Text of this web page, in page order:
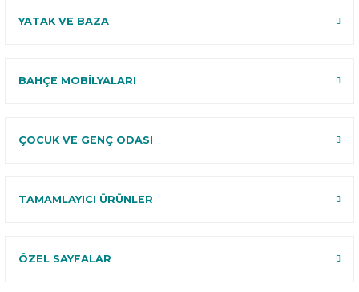
YATAK VE BAZA
BAHÇE MOBİLYALARI
ÇOCUK VE GENÇ ODASI
TAMAMLAYICI ÜRÜNLER
ÖZEL SAYFALAR